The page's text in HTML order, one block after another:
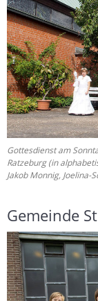
Gottesdienst am
Ratzeburg (in
Jakob Monnig, Joelina-
Gemeinde